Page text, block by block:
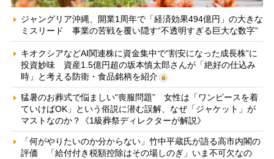
ジャングリア沖縄、開業1周年で「経済効果494億円」の大きな
ミスリード 事業の苦戦を覆い隠す“不透明すぎる巨大な数字”
キオクシアなどAI関連株に資金集中で“割安になった成長株”に
投資妙味 資産1.5億円超の坂本慎太郎さんが「絶好の仕込み
時」と考える防衛・食品銘柄を紹介
猛暑のお葬式で悩ましい“喪服問題” 女性は「ワンピースを着
ていけばOK」という俗説に潜む誤解、なぜ「ジャケット」が
マストなのか？《1級葬祭ディレクターが解説》
「何がやりたいのか分からない」竹中平蔵氏が語る高市内閣の
評価 「給付付き税額控除はその場しのぎ」いま不可欠なの